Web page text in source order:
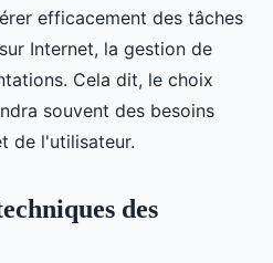
efficacement des tâches
Internet, la gestion de
Cela dit, le choix
souvent des besoins
de l'utilisateur.
des